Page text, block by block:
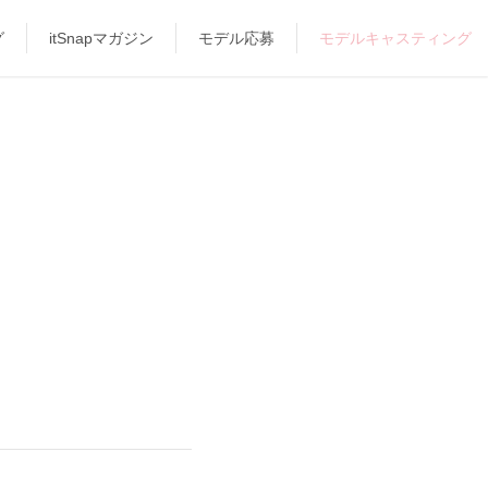
itSnapマガジン モデル応募 モデルキャスティング